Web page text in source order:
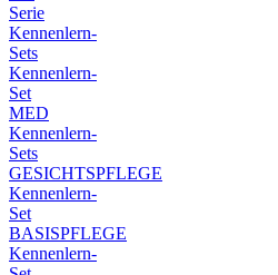
Serie
Kennenlern-
Sets
Kennenlern-
Set
MED
Kennenlern-
Sets
GESICHTSPFLEGE
Kennenlern-
Set
BASISPFLEGE
Kennenlern-